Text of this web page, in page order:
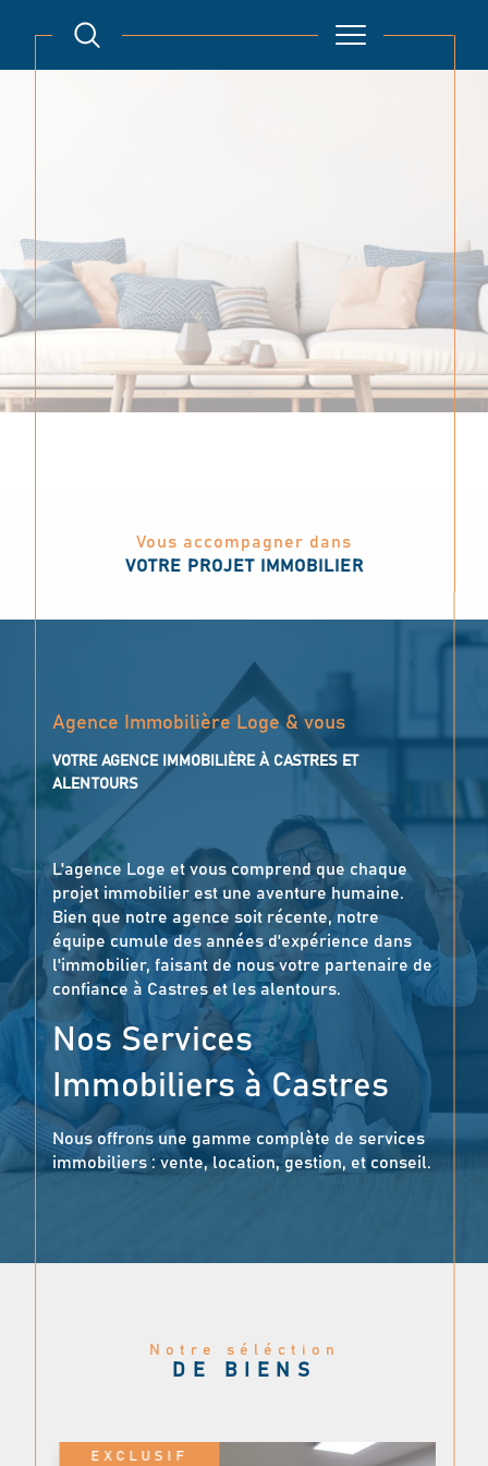
Vous accompagner dans
VOTRE PROJET IMMOBILIER
Agence Immobilière Loge & vous
VOTRE AGENCE IMMOBILIÈRE À CASTRES ET
ALENTOURS
L'agence Loge et vous comprend que chaque
projet immobilier est une aventure humaine.
Bien que notre agence soit récente, notre
équipe cumule des années d'expérience dans
l'immobilier, faisant de nous votre partenaire de
confiance à Castres et les alentours.
Nos Services
Immobiliers à Castres
Nous offrons une gamme complète de services
immobiliers : vente, location, gestion, et conseil.
Vous bénéficierez d’un accompagnement sur-
mesure et des services exclusifs.
Notre séléction
DE BIENS
EXCLUSIF